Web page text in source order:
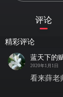
啊
评论
精彩评论
蓝天下的
2020年1月1日
看来薛老